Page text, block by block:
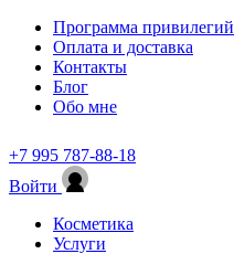
Программа привилегий
Оплата и доставка
Контакты
Блог
Обо мне
+7 995 787-88-18
Войти
Косметика
Услуги